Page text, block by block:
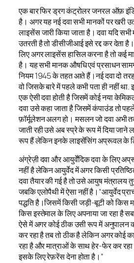
एक बार फिर ड्रग कंट्रोलर जनरल ऑफ़
है। अगर यह नई दवा सभी मानकों पर खरी
लाइसेंस जारी किया जाता है। दवा यदि सभी
उतरती है तो डीसीजीआई इसे रद्द कर देता
लिए अगर लाइसेंस हासिल करना है तो कई
है। यह सभी मानक औषधि एवं प्रसाधन
नियम 1945 के तहत आते हैं।नई दवा दो
वो जिसके बारे में पहले कभी पता ही नहीं
एक ऐसी दवा होती है जिसमें कोई नया
दवा उसे कहा जाता है जिसमें कंपाउंड तो
फ़ॉर्मूलेशन अलग हो। मसलन जो दवा अभी
जाती रही उसे अब स्प्रे के रूप में दिया जाने
रूप हैं लेकिन इनके लाइसेंसिंग अप्रूवल के
अंग्रेज़ी दवा और आयुर्वेंदिक दवा के लिए
नहीं है लेकिन आयुर्वेद में अगर किसी
दवा तैयार की गई है तो उसे आयुष मंत्रालय
जबकि एलोपैथी में ऐसा नहीं है।“आयुर्वेद
पद्धति है।जिसमें किसी जड़ी-बूटी को किस
किस इस्तेमाल के लिए अपनाया जा रहा है
ऐसे में अगर कोई ठीक उसी रूप में अनुपालन
कर रहा है तब तो ठीक है लेकिन अगर कोई
रहा है और मात्राओं के साथ हेर-फेर कर
इसके लिए रेफ़रेंस देना होता है।”